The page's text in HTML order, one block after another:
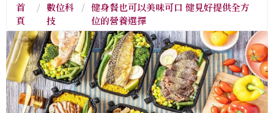
首
頁
/ 數位科
技
/ 健身餐也可以美味可口 健見好提供全方
位的營養選擇